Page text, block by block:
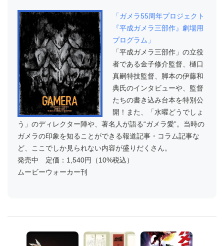
「ガメラ55周年プロジェクト
『平成ガメラ三部作』劇場用
プログラム」
「平成ガメラ三部作」の立役
者である金子修介監督、樋口
真嗣特技監督、脚本の伊藤和
典氏のインタビューや、監督
たちの書き込み台本を特別公
開！また、「水曜どうでしょ
う」のディレクター陣や、著名人が語る“ガメラ愛”。当時の
ガメラの印象を知ることができる報道記事・コラム記事な
ど、ここでしか見られない内容が盛りだくさん。
発売中 定価：1,540円（10%税込）
ムービーウォーカー刊